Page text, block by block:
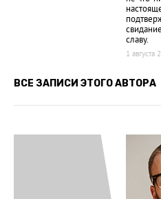
славу.
1 августа
ВСЕ ЗАПИСИ ЭТОГО АВТОРА